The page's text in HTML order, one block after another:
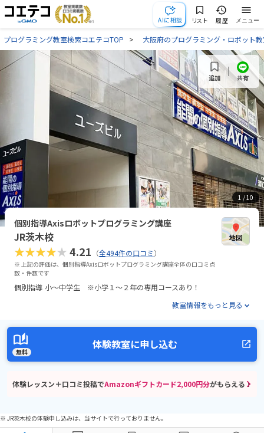
AIに相談 リスト 履歴 メニュー
プログラミング教室検索コエテコTOP 大阪府のプログラミング・ロボット
1 / 10
追加 共有
個別指導Axisロボットプログラミング講座
JR茨木校
★★★★★4.21 （全494件の口コミ）
※ 上記の評価は、個別指導Axisロボットプログラミング講座全体の口コミ点
数・件数です
個別指導 小～中学生 ※小学１～２年の専用コースあり！
教室情報をもっと見る
無料
体験教室に申し込む
体験レッスン＋口コミ投稿でAmazonギフトカード2,000円分がもらえる！
※ JR茨木校の体験申し込みは、当サイトで行っておりません。